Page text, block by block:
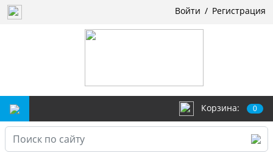
Войти / Регистрация
Корзина: 0